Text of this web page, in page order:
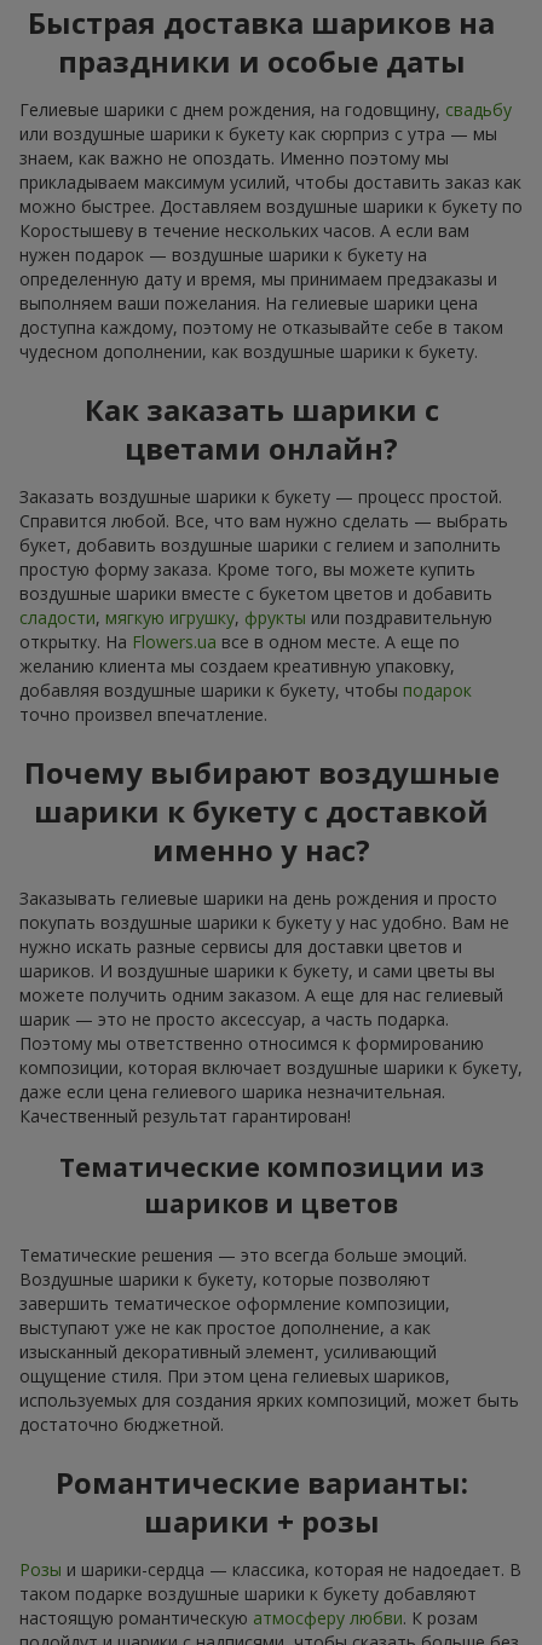
Быстрая доставка шариков на
праздники и особые даты
Гелиевые шарики с днем рождения, на годовщину, свадьбу
или воздушные шарики к букету как сюрприз с утра — мы
знаем, как важно не опоздать. Именно поэтому мы
прикладываем максимум усилий, чтобы доставить заказ как
можно быстрее. Доставляем воздушные шарики к букету по
Коростышеву в течение нескольких часов. А если вам
нужен подарок — воздушные шарики к букету на
определенную дату и время, мы принимаем предзаказы и
выполняем ваши пожелания. На гелиевые шарики цена
доступна каждому, поэтому не отказывайте себе в таком
чудесном дополнении, как воздушные шарики к букету.
Как заказать шарики с
цветами онлайн?
Заказать воздушные шарики к букету — процесс простой.
Справится любой. Все, что вам нужно сделать — выбрать
букет, добавить воздушные шарики с гелием и заполнить
простую форму заказа. Кроме того, вы можете купить
воздушные шарики вместе с букетом цветов и добавить
сладости, мягкую игрушку, фрукты или поздравительную
открытку. На Flowers.ua все в одном месте. А еще по
желанию клиента мы создаем креативную упаковку,
добавляя воздушные шарики к букету, чтобы подарок
точно произвел впечатление.
Почему выбирают воздушные
шарики к букету с доставкой
именно у нас?
Заказывать гелиевые шарики на день рождения и просто
покупать воздушные шарики к букету у нас удобно. Вам не
нужно искать разные сервисы для доставки цветов и
шариков. И воздушные шарики к букету, и сами цветы вы
можете получить одним заказом. А еще для нас гелиевый
шарик — это не просто аксессуар, а часть подарка.
Поэтому мы ответственно относимся к формированию
композиции, которая включает воздушные шарики к букету,
даже если цена гелиевого шарика незначительная.
Качественный результат гарантирован!
Тематические композиции из
шариков и цветов
Тематические решения — это всегда больше эмоций.
Воздушные шарики к букету, которые позволяют
завершить тематическое оформление композиции,
выступают уже не как простое дополнение, а как
изысканный декоративный элемент, усиливающий
ощущение стиля. При этом цена гелиевых шариков,
используемых для создания ярких композиций, может быть
достаточно бюджетной.
Романтические варианты:
шарики + розы
Розы и шарики-сердца — классика, которая не надоедает. В
таком подарке воздушные шарики к букету добавляют
настоящую романтическую атмосферу любви. К розам